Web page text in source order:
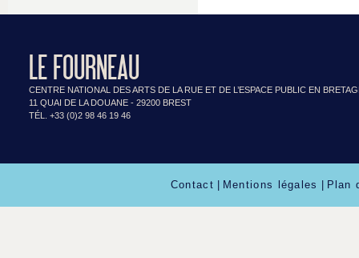
LE FOURNEAU
CENTRE NATIONAL DES ARTS DE LA RUE ET DE L’ESPACE PUBLIC EN
11 QUAI DE LA DOUANE - 29200 BREST
TÉL. +33 (0)2 98 46 19 46
Contact Mentions légales Plan